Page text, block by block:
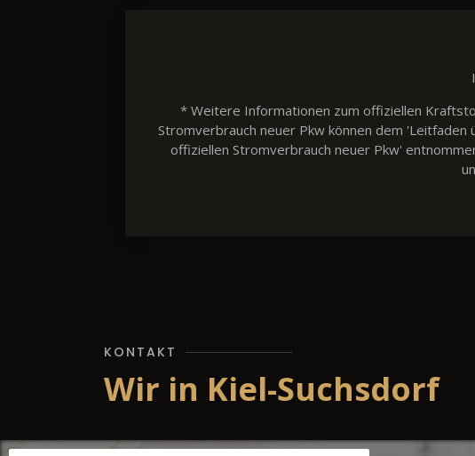
* Weitere Informationen zum offiziellen
Stromverbrauch neuer Pkw können dem
offiziellen Stromverbrauch neuer Pkw'
KONTAKT
Wir in Kiel-Suchsdorf